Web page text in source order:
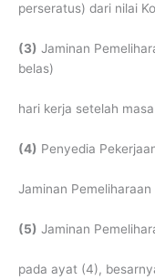
perseratus) dari nilai
(3) Jaminan
belas)
hari kerja setelah
(4) Penyedia
Jaminan
(5) Jaminan
pada ayat (4),